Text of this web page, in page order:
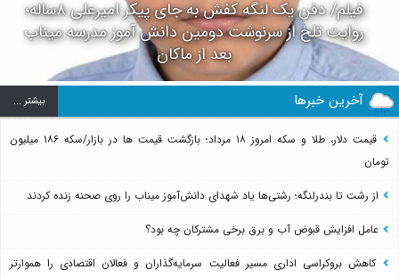
فیلم/ دفن یک لنگه کفش به جای پیکر امیرعلی ۸ساله؛
روایت تلخ از سرنوشت دومین دانش آموز مدرسه میناب
بعد از ماکان
آخرین خبرها بيشتر ...
قیمت دلار، طلا و سکه امروز ۱۸ مرداد؛ بازگشت قیمت ها در بازار/سکه ۱۸۶ میلیون
تومان
از رشت تا بندرلنگه؛ رشتی‌ها یاد شهدای دانش‌آموز میناب را روی صحنه زنده کردند
عامل افزایش قبوض آب و برق برخی مشترکان چه بود؟
کاهش بروکراسی اداری مسیر فعالیت سرمایه‌گذاران و فعالان اقتصادی را هموارتر